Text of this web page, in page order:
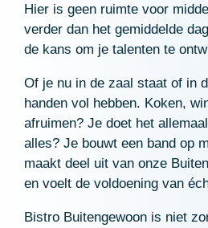
Hier is geen ruimte voor
verder dan het gemiddelde
de kans om je talenten te
Of je nu in de zaal staat of in
handen vol hebben. Koken,
afruimen? Je doet het
alles? Je bouwt een band op
maakt deel uit van onze
en voelt de voldoening van
Bistro Buitengewoon is niet